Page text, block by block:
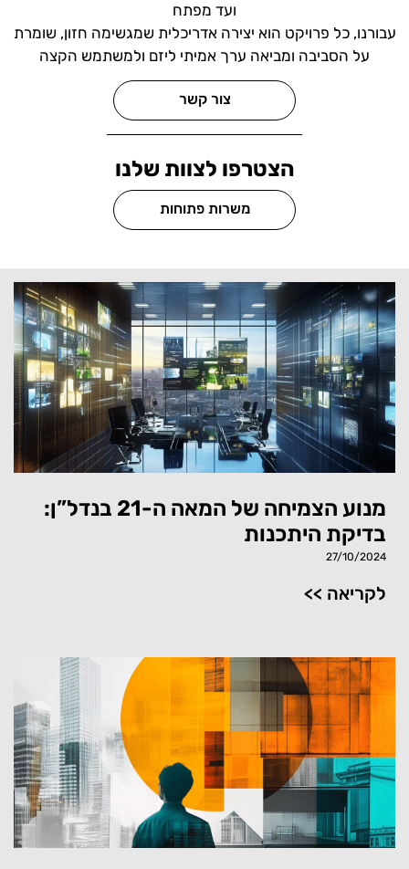
ועד מפתח
עבורנו, כל פרויקט הוא יצירה אדריכלית שמגשימה חזון, שומרת
על הסביבה ומביאה ערך אמיתי ליזם ולמשתמש הקצה
צור קשר
הצטרפו לצוות שלנו
משרות פתוחות
מנוע הצמיחה של המאה ה-21 בנדל”ן:
בדיקת היתכנות
27/10/2024
<< לקריאה